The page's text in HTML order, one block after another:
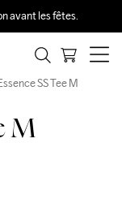
avant les fêtes.
M
SS Tee M